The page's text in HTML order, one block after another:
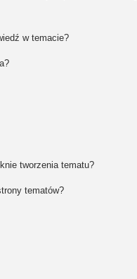
w temacie?
tworzenia tematu?
tematów?